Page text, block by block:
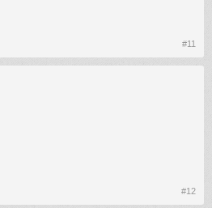
#11
#12